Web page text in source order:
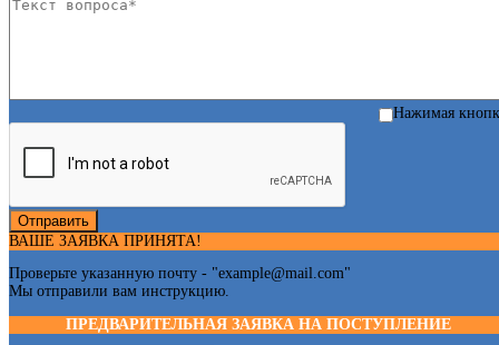
Нажимая
Отправить
ВАШЕ ЗАЯВКА ПРИНЯТА!
Проверьте указанную почту - "example@mail.com"
Мы отправили вам инструкцию.
ПРЕДВАРИТЕЛЬНАЯ ЗАЯВКА НА ПОСТУПЛЕНИЕ